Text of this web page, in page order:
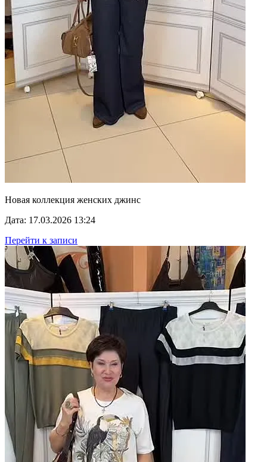
Новая коллекция женских джинс
Дата: 17.03.2026 13:24
Перейти к записи